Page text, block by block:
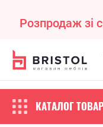
Розпродаж зі
КАТАЛОГ